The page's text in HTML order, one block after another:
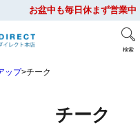
お盆中も毎日休まず営業中
検索
ップ チーク
チーク